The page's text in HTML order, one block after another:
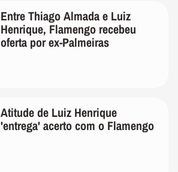
Entre Thiago Almada e Luiz
Henrique, Flamengo recebeu
oferta por ex-Palmeiras
Atitude de Luiz Henrique
'entrega' acerto com o Flamengo